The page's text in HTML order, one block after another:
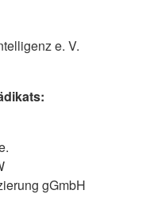
e. V.
gGmbH